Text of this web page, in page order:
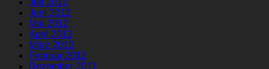
Juni 2012
Mai 2012
April 2012
März 2012
Februar 2012
Dezember 2011